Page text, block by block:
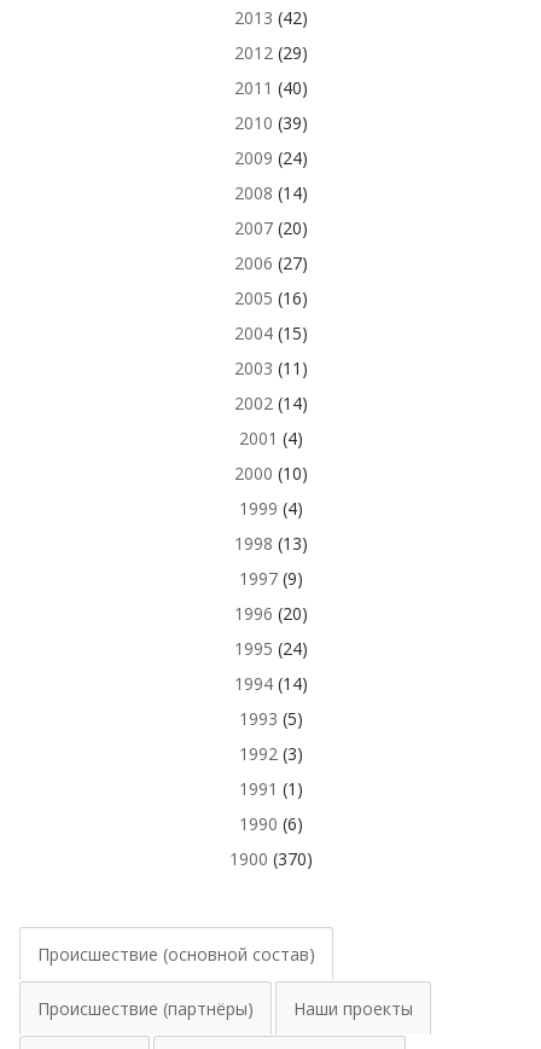
2013 (42)
2012 (29)
2011 (40)
2010 (39)
2009 (24)
2008 (14)
2007(20)
2006 (27)
2005 (16)
2004(15)
2003 (11)
2002 (14)
2001 (4)
2000 (10)
1999 (4)
1998 (13)
1997(9)
1996 (20)
1995 (24)
1994(14)
1993 (5)
1992 (3)
1991 (1)
1990 (6)
1900 (370)
Происшествие (основной состав)
Происшествие (партнёры) Наши проекты